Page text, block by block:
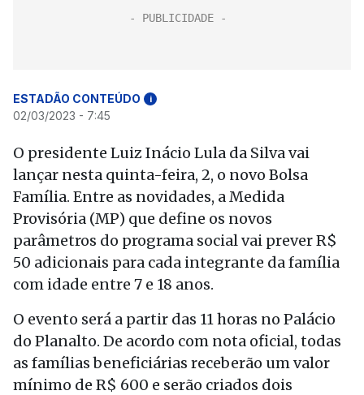
ESTADÃO CONTEÚDO i
02/03/2023 - 7:45
O presidente Luiz Inácio Lula da Silva vai
lançar nesta quinta-feira, 2, o novo Bolsa
Família. Entre as novidades, a Medida
Provisória (MP) que define os novos
parâmetros do programa social vai prever R$
50 adicionais para cada integrante da família
com idade entre 7 e 18 anos.
O evento será a partir das 11 horas no Palácio
do Planalto. De acordo com nota oficial, todas
as famílias beneficiárias receberão um valor
mínimo de R$ 600 e serão criados dois